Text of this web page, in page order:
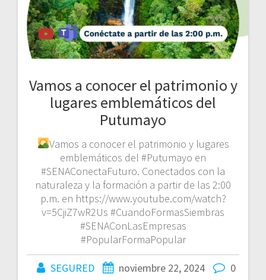
Vamos a conocer el patrimonio y
lugares emblemáticos del
Putumayo
Vamos a conocer el patrimonio y lugares
emblemáticos del #Putumayo en
#SENAConectaFuturo. Conectados con la
naturaleza y la formación a partir de las 2:00
p.m. en https://www.youtube.com/watch?
v=5CjiZ7wR2Us #CuandoFormasSiembras
#SENAConLasEmpresas
#PopularFormaPopular
SEGURED noviembre 22, 2024 0